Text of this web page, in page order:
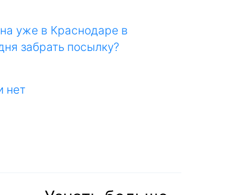
уже в Краснодаре в
забрать посылку?
нет